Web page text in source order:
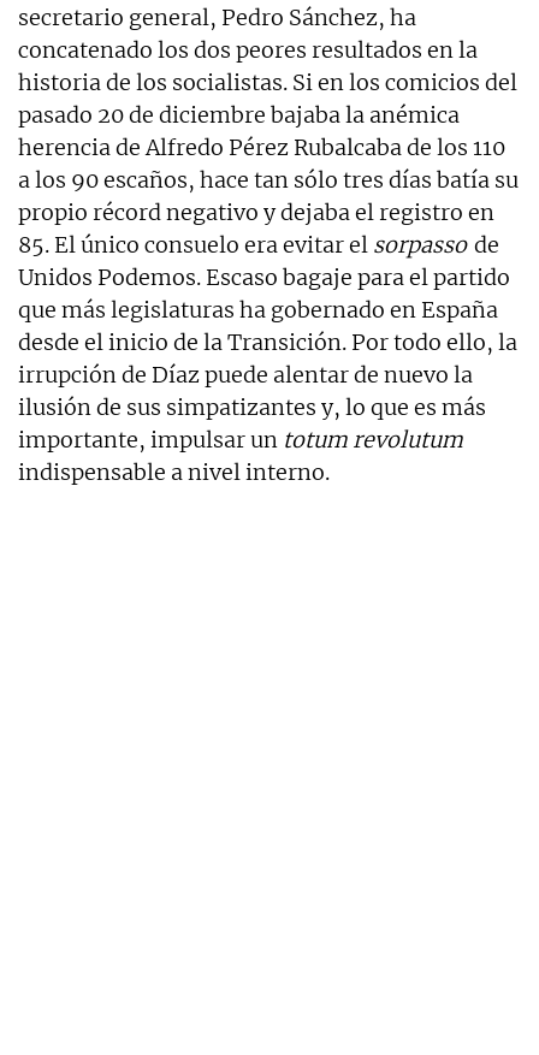
secretario general, Pedro Sánchez, ha
concatenado los dos peores resultados en la
historia de los socialistas. Si en los comicios del
pasado 20 de diciembre bajaba la anémica
herencia de Alfredo Pérez Rubalcaba de los 110
a los 90 escaños, hace tan sólo tres días batía su
propio récord negativo y dejaba el registro en
85. El único consuelo era evitar el sorpasso de
Unidos Podemos. Escaso bagaje para el partido
que más legislaturas ha gobernado en España
desde el inicio de la Transición. Por todo ello, la
irrupción de Díaz puede alentar de nuevo la
ilusión de sus simpatizantes y, lo que es más
importante, impulsar un totum revolutum
indispensable a nivel interno.